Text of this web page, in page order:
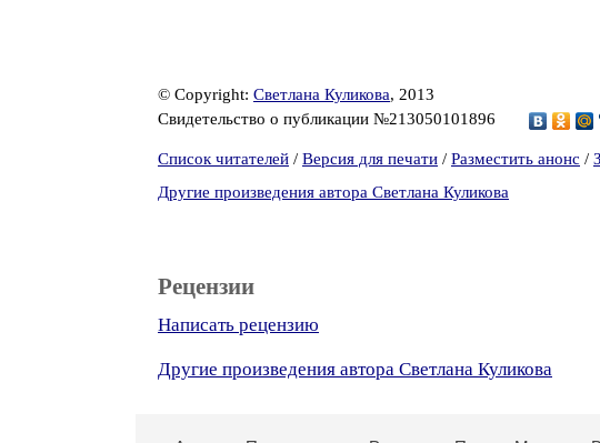
© Copyright: Светлана Куликова, 2013
Свидетельство о публикации №213050101896
Список читателей / Версия для печати / Разместить анонс /
Другие произведения автора Светлана Куликова
Рецензии
Написать рецензию
Другие произведения автора Светлана Куликова